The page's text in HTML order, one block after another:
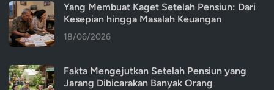
Yang Membuat Kaget Setelah Pensiun: Dari
Kesepian hingga Masalah Keuangan
18/06/2026
Fakta Mengejutkan Setelah Pensiun yang
Jarang Dibicarakan Banyak Orang